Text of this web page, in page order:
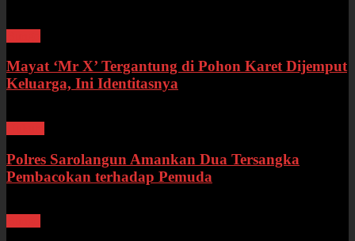
Mayat ‘Mr X’ Tergantung di Pohon Karet Dijemput
Keluarga, Ini Identitasnya
Polres Sarolangun Amankan Dua Tersangka
Pembacokan terhadap Pemuda